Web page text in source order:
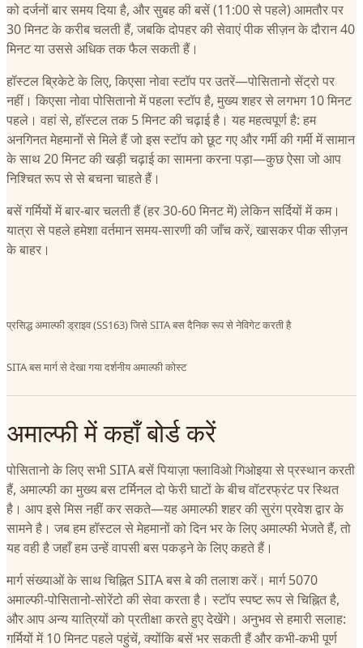
को दर्जनों बार समय दिया है, और सुबह की बसें (11:00 से पहले) आमतौर पर
30 मिनट के करीब चलती हैं, जबकि दोपहर की सेवाएं पीक सीज़न के दौरान 40
मिनट या उससे अधिक तक फैल सकती हैं।
हॉस्टल ब्रिकेटे के लिए, किएसा नोवा स्टॉप पर उतरें—पोसितानो सेंट्रो पर
नहीं। किएसा नोवा पोसितानो में पहला स्टॉप है, मुख्य शहर से लगभग 10 मिनट
पहले। वहां से, हॉस्टल तक 5 मिनट की चढ़ाई है। यह महत्वपूर्ण है: हम
अनगिनत मेहमानों से मिले हैं जो इस स्टॉप को छूट गए और गर्मी की गर्मी में सामान
के साथ 20 मिनट की खड़ी चढ़ाई का सामना करना पड़ा—कुछ ऐसा जो आप
निश्चित रूप से से बचना चाहते हैं।
बसें गर्मियों में बार-बार चलती हैं (हर 30-60 मिनट में) लेकिन सर्दियों में कम।
यात्रा से पहले हमेशा वर्तमान समय-सारणी की जाँच करें, खासकर पीक सीज़न
के बाहर।
प्रसिद्ध अमाल्फी ड्राइव (SS163) जिसे SITA बस दैनिक रूप से नेविगेट करती है
SITA बस मार्ग से देखा गया दर्शनीय अमाल्फी कोस्ट
अमाल्फी में कहाँ बोर्ड करें
पोसितानो के लिए सभी SITA बसें पियाज़ा फ्लाविओ गिओइया से प्रस्थान करती
हैं, अमाल्फी का मुख्य बस टर्मिनल दो फेरी घाटों के बीच वॉटरफ्रंट पर स्थित
है। आप इसे मिस नहीं कर सकते—यह अमाल्फी शहर की सुरंग प्रवेश द्वार के
सामने है। जब हम हॉस्टल से मेहमानों को दिन भर के लिए अमाल्फी भेजते हैं, तो
यह वही है जहाँ हम उन्हें वापसी बस पकड़ने के लिए कहते हैं।
मार्ग संख्याओं के साथ चिह्नित SITA बस बे की तलाश करें। मार्ग 5070
अमाल्फी-पोसितानो-सोरेंटो की सेवा करता है। स्टॉप स्पष्ट रूप से चिह्नित है,
और आप अन्य यात्रियों को प्रतीक्षा करते हुए देखेंगे। अनुभव से हमारी सलाह:
गर्मियों में 10 मिनट पहले पहुंचें, क्योंकि बसें भर सकती हैं और कभी-कभी पूर्ण